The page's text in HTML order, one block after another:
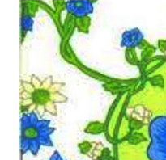
hino daquela juventude:
pérolas que esse
Cérebro Eletrônico 02.
Abraço 04. 17 Légua e Meia
2001 08. Futurível 09.
(Faixa bônus) 11. Aquele
Com Pedro (Faixa bônu...